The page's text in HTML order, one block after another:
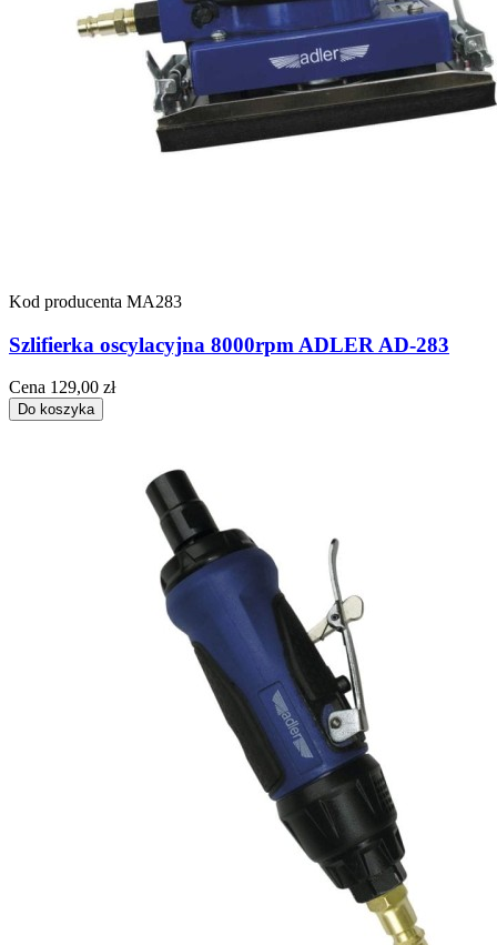
Kod producenta MA283
Szlifierka oscylacyjna 8000rpm ADLER AD-283
Cena 129,00 zł
Do koszyka